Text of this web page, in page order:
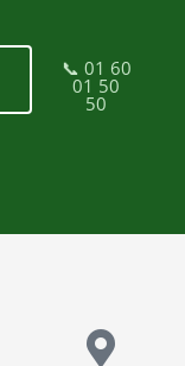
📞 01 60
01 50
50